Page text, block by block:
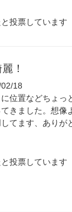
投票しています
！
18
位置などちょっ
きました。想像
てます、ありが
投票しています